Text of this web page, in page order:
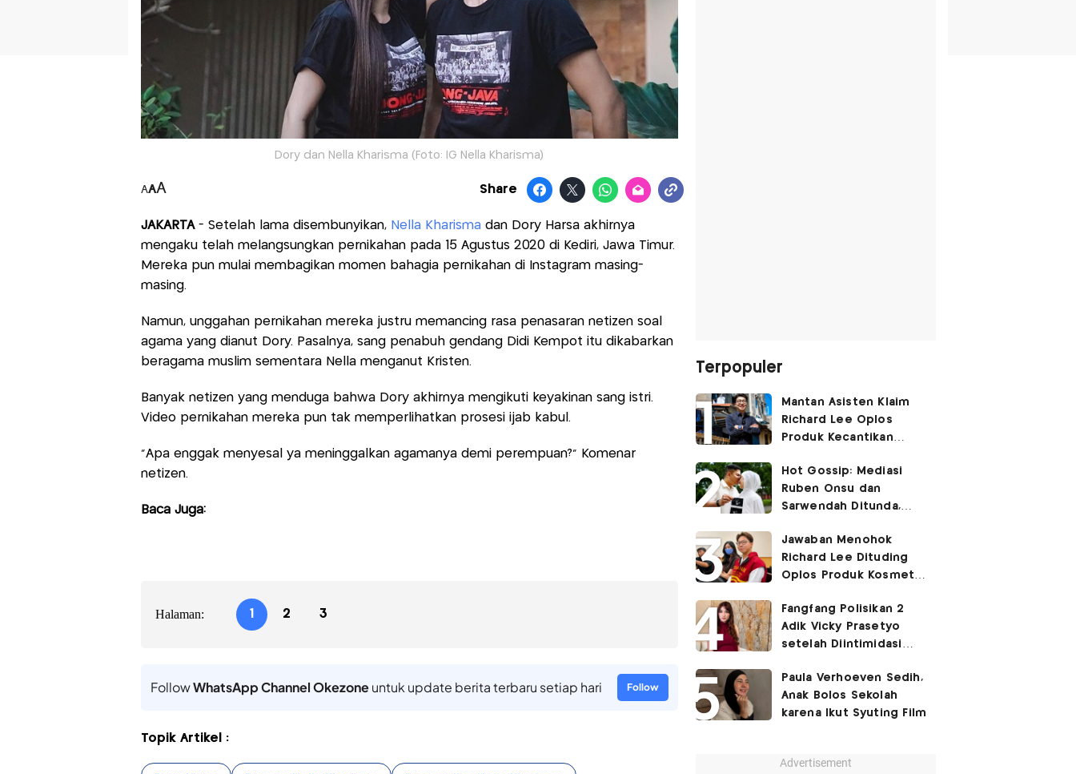
Dory dan Nella Kharisma (Foto: IG Nella Kharisma)
AAA Share
JAKARTA- Setelah lama disembunyikan, Nella Kharismadan Dory Harsa akhirnya
mengaku telah melangsungkan pernikahan pada 15 Agustus 2020 di Kediri, Jawa Timur.
Mereka pun mulai membagikan momen bahagia pernikahan di Instagram masing-
masing.
Namun, unggahan pernikahan mereka justru memancing rasa penasaran netizen soal
agama yang dianut Dory. Pasalnya, sang penabuh gendang Didi Kempot itu dikabarkan
beragama muslim sementara Nella menganut Kristen.
Banyak netizen yang menduga bahwa Dory akhirnya mengikuti keyakinan sang istri.
Video pernikahan mereka pun tak memperlihatkan prosesi ijab kabul.
"Apa enggak menyesal ya meninggalkan agamanya demi perempuan?" Komenar
netizen.
Baca Juga:
Halaman: 1 2 3
FollowWhatsApp Channel Okezoneuntuk update berita terbaru setiap hari Follow
Topik Artikel :
Terpopuler
Mantan Asisten Klaim
Richard Lee Oplos
Produk Kecantikan
ke Ani-Ani
Hot Gossip: Mediasi
Ruben Onsu dan
Sarwendah Ditunda,
Ketiga
Jawaban Menohok
Richard Lee Dituding
Oplos Produk Kosmetik
Fangfang Polisikan 2
Adik Vicky Prasetyo
setelah Diintimidasi
Paula Verhoeven Sedih,
Anak Bolos Sekolah
karena Ikut Syuting Film
Advertisement